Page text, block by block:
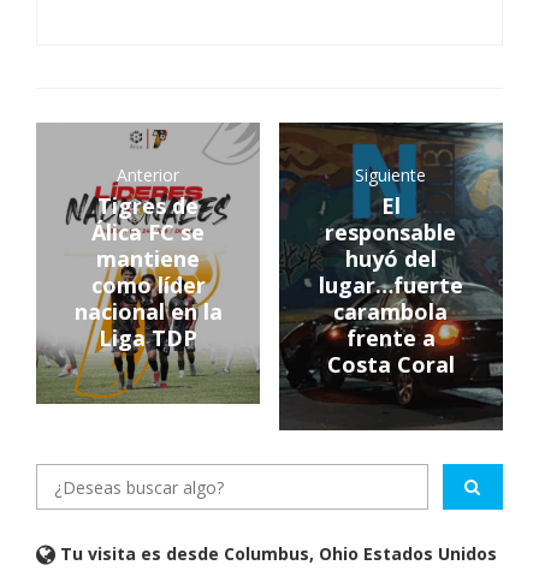
Anterior
Tigres de
Álica FC se
mantiene
como líder
nacional en la
Liga TDP
Siguiente
El
responsable
huyó del
lugar…fuerte
carambola
frente a
Costa Coral
Tu visita es desde Columbus, Ohio Estados Unidos